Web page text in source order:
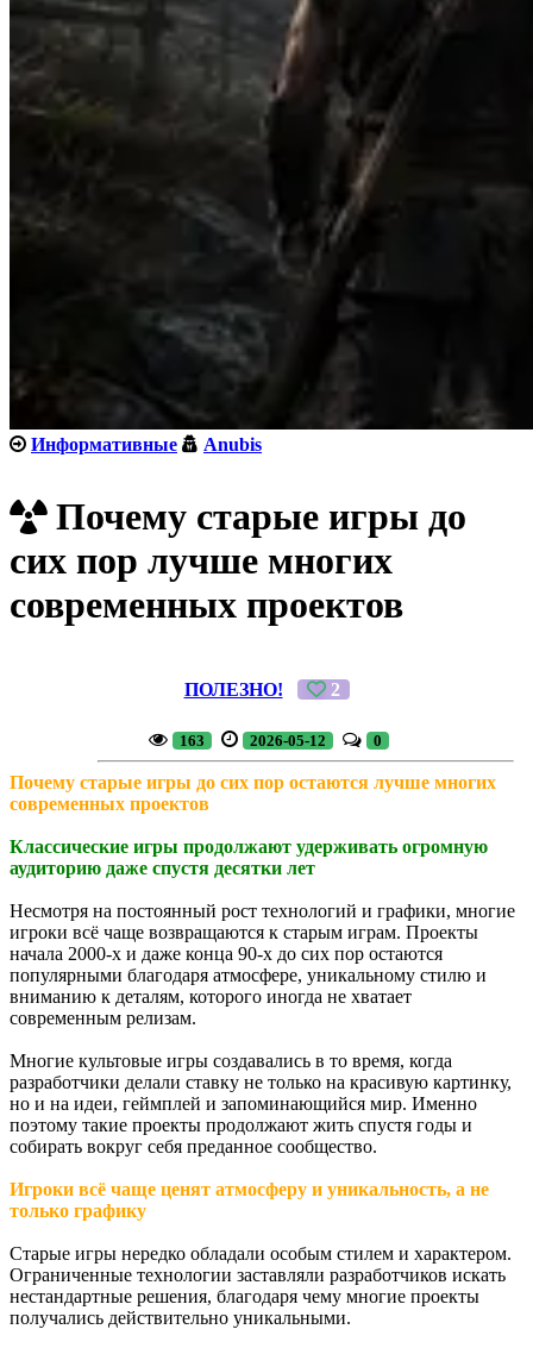
Информативные Anubis
Почему старые игры до
сих пор лучше многих
современных проектов
ПОЛЕЗНО! 2
163 2026-05-12 0
Почему старые игры до сих пор остаются лучше многих
современных проектов
Классические игры продолжают удерживать огромную
аудиторию даже спустя десятки лет
Несмотря на постоянный рост технологий и графики, многие
игроки всё чаще возвращаются к старым играм. Проекты
начала 2000-х и даже конца 90-х до сих пор остаются
популярными благодаря атмосфере, уникальному стилю и
вниманию к деталям, которого иногда не хватает
современным релизам.
Многие культовые игры создавались в то время, когда
разработчики делали ставку не только на красивую картинку,
но и на идеи, геймплей и запоминающийся мир. Именно
поэтому такие проекты продолжают жить спустя годы и
собирать вокруг себя преданное сообщество.
Игроки всё чаще ценят атмосферу и уникальность, а не
только графику
Старые игры нередко обладали особым стилем и характером.
Ограниченные технологии заставляли разработчиков искать
нестандартные решения, благодаря чему многие проекты
получались действительно уникальными.